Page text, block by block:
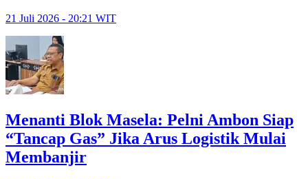
21 Juli 2026 - 20:21 WIT
Menanti Blok Masela: Pelni Ambon Siap
“Tancap Gas” Jika Arus Logistik Mulai
Membanjir